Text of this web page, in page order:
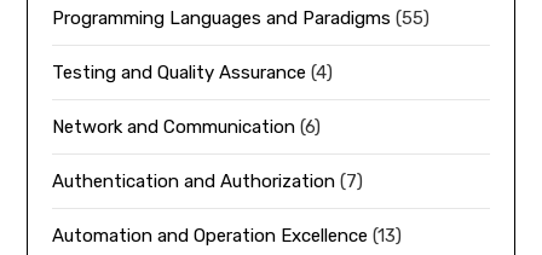
Programming Languages and Paradigms (55)
Testing and Quality Assurance (4)
Network and Communication (6)
Authentication and Authorization (7)
Automation and Operation Excellence (13)